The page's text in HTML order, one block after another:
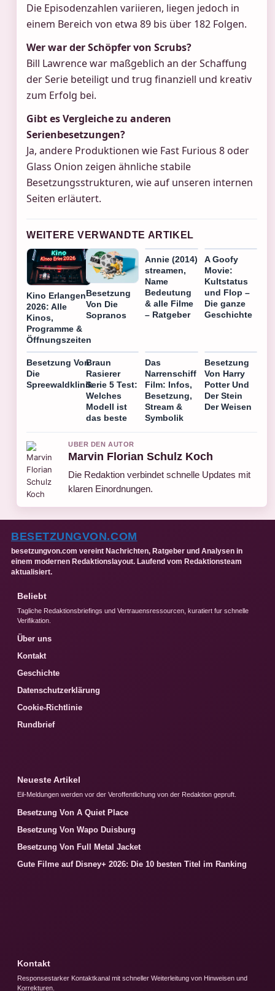
Die Episodenzahlen variieren, liegen jedoch in
einem Bereich von etwa 89 bis über 182 Folgen.
Wer war der Schöpfer von Scrubs?
Bill Lawrence war maßgeblich an der Schaffung
der Serie beteiligt und trug finanziell und kreativ
zum Erfolg bei.
Gibt es Vergleiche zu anderen
Serienbesetzungen?
Ja, andere Produktionen wie Fast Furious 8 oder
Glass Onion zeigen ähnliche stabile
Besetzungsstrukturen, wie auf unseren internen
Seiten erläutert.
WEITERE VERWANDTE ARTIKEL
Kino Erlangen
2026: Alle
Kinos,
Programme &
Öffnungszeiten
Besetzung
Von Die
Sopranos
Annie (2014)
streamen,
Name
Bedeutung
& alle Filme
– Ratgeber
A Goofy
Movie:
Kultstatus
und Flop –
Die ganze
Geschichte
Besetzung Von
Die
Spreewaldklinik
Braun
Rasierer
Serie 5 Test:
Welches
Modell ist
das beste
Das
Narrenschiff
Film: Infos,
Besetzung,
Stream &
Symbolik
Besetzung
Von Harry
Potter Und
Der Stein
Der Weisen
UBER DEN AUTOR
Marvin Florian Schulz Koch
Die Redaktion verbindet schnelle Updates mit
klaren Einordnungen.
BESETZUNGVON.COM
besetzungvon.com vereint Nachrichten, Ratgeber und Analysen in
einem modernen Redaktionslayout. Laufend vom Redaktionsteam
aktualisiert.
Beliebt
Tagliche Redaktionsbriefings und Vertrauensressourcen, kuratiert fur schnelle
Verifikation.
Über uns
Kontakt
Geschichte
Datenschutzerklärung
Cookie-Richtlinie
Rundbrief
Neueste Artikel
Eil-Meldungen werden vor der Veroffentlichung von der Redaktion gepruft.
Besetzung Von A Quiet Place
Besetzung Von Wapo Duisburg
Besetzung Von Full Metal Jacket
Gute Filme auf Disney+ 2026: Die 10 besten Titel im Ranking
Kontakt
Responsestarker Kontaktkanal mit schneller Weiterleitung von Hinweisen und
Korrekturen.